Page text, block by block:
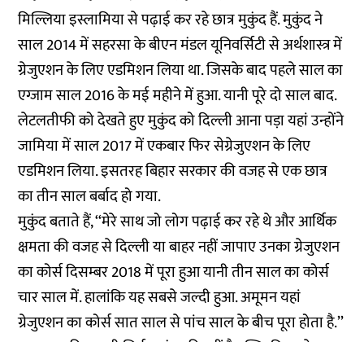
मिल्लिया इस्लामिया से पढ़ाई कर रहे छात्र मुकुंद हैं. मुकुंद ने
साल 2014 में सहरसा के बीएन मंडल यूनिवर्सिटी से अर्थशास्त्र में
ग्रेजुएशन के लिए एडमिशन लिया था. जिसके बाद पहले साल का
एग्जाम साल 2016 के मई महीने में हुआ. यानी पूरे दो साल बाद.
लेटलतीफी को देखते हुए मुकुंद को दिल्ली आना पड़ा यहां उन्होंने
जामिया में साल 2017 में एकबार फिर सेग्रेजुएशन के लिए
एडमिशन लिया. इसतरह बिहार सरकार की वजह से एक छात्र
का तीन साल बर्बाद हो गया.
मुकुंद बताते हैं, ‘‘मेरे साथ जो लोग पढ़ाई कर रहे थे और आर्थिक
क्षमता की वजह से दिल्ली या बाहर नहीं जापाए उनका ग्रेजुएशन
का कोर्स दिसम्बर 2018 में पूरा हुआ यानी तीन साल का कोर्स
चार साल में. हालांकि यह सबसे जल्दी हुआ. अमूमन यहां
ग्रेजुएशन का कोर्स सात साल से पांच साल के बीच पूरा होता है.’’